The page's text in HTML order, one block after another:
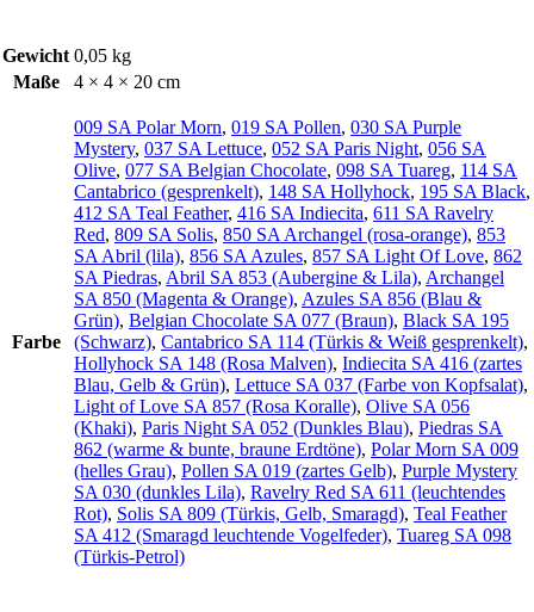
Gewicht 0,05 kg
Maße
4 × 4 × 20 cm
Farbe
009 SA Polar Morn,019 SA Pollen,030 SA Purple
Mystery,037 SA Lettuce,052 SA Paris Night,056 SA
Olive,077 SA Belgian Chocolate,098 SA Tuareg, 114 SA
Cantabrico (gesprenkelt), 148 SA Hollyhock, 195 SA Black,
412 SA Teal Feather,416 SA Indiecita,611 SA Ravelry
Red,809 SA Solis,850 SA Archangel (rosa-orange),853
SA Abril (lila),856 SA Azules,857 SA Light Of Love,862
SA Piedras, Abril SA 853 (Aubergine & Lila), Archangel
SA 850 (Magenta & Orange), Azules SA 856 (Blau &
Grün),Belgian Chocolate SA 077 (Braun),Black SA 195
(Schwarz),Cantabrico SA 114 (Türkis & Weiß gesprenkelt),
Hollyhock SA 148 (Rosa Malven),Indiecita SA 416 (zartes
Blau, Gelb & Grün),Lettuce SA 037 (Farbe von Kopfsalat),
Light of Love SA 857 (Rosa Koralle),Olive SA 056
(Khaki),Paris Night SA 052 (Dunkles Blau),Piedras SA
862 (warme & bunte, braune Erdtöne),Polar Morn SA 009
(helles Grau),Pollen SA 019 (zartes Gelb),Purple Mystery
SA 030 (dunkles Lila),Ravelry Red SA 611 (leuchtendes
Rot), Solis SA 809 (Türkis, Gelb, Smaragd),Teal Feather
SA 412 (Smaragd leuchtende Vogelfeder),Tuareg SA 098
(Türkis-Petrol)